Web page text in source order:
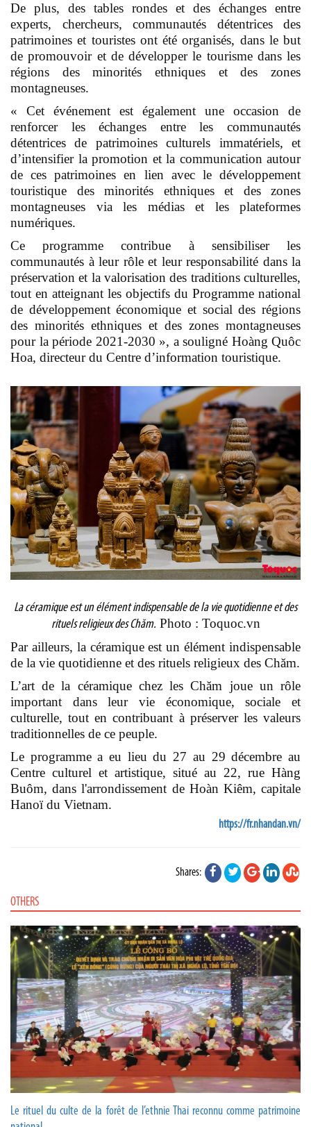
De plus, des tables rondes et des échanges entre
experts, chercheurs, communautés détentrices des
patrimoines et touristes ont été organisés, dans le but
de promouvoir et de développer le tourisme dans les
régions des minorités ethniques et des zones
montagneuses.
« Cet événement est également une occasion de
renforcer les échanges entre les communautés
détentrices de patrimoines culturels immatériels, et
d’intensifier la promotion et la communication autour
de ces patrimoines en lien avec le développement
touristique des minorités ethniques et des zones
montagneuses via les médias et les plateformes
numériques.
Ce programme contribue à sensibiliser les
communautés à leur rôle et leur responsabilité dans la
préservation et la valorisation des traditions culturelles,
tout en atteignant les objectifs du Programme national
de développement économique et social des régions
des minorités ethniques et des zones montagneuses
pour la période 2021-2030 », a souligné Hoàng Quôc
Hoa, directeur du Centre d’information touristique.
La céramique est un élément indispensable de la vie quotidienne et des
rituels religieux des Chăm. Photo : Toquoc.vn
Par ailleurs, la céramique est un élément indispensable
de la vie quotidienne et des rituels religieux des Chăm.
L’art de la céramique chez les Chăm joue un rôle
important dans leur vie économique, sociale et
culturelle, tout en contribuant à préserver les valeurs
traditionnelles de ce peuple.
Le programme a eu lieu du 27 au 29 décembre au
Centre culturel et artistique, situé au 22, rue Hàng
Buôm, dans l'arrondissement de Hoàn Kiêm, capitale
Hanoï du Vietnam.
https://fr.nhandan.vn/
Shares:
OTHERS
Le rituel du culte de la forêt de l’ethnie Thai reconnu comme patrimoine